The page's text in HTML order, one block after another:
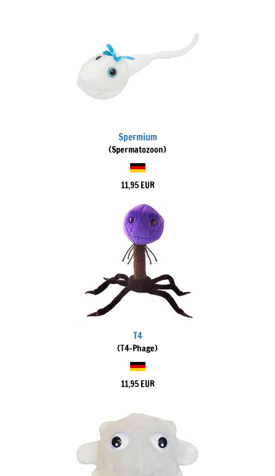
Spermium
(Spermatozoon)
11,95 EUR
T4
(T4-Phage)
11,95 EUR